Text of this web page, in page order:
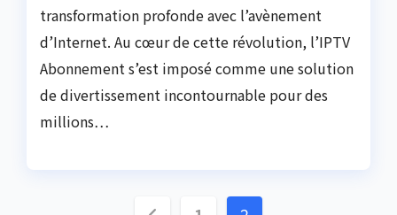
transformation profonde avec l’avènement
d’Internet. Au cœur de cette révolution, l’IPTV
Abonnement s’est imposé comme une solution
de divertissement incontournable pour des
millions…